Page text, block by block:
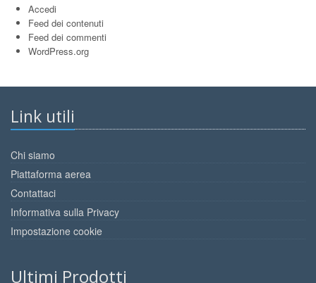
Accedi
Feed dei contenuti
Feed dei commenti
WordPress.org
Link utili
Chi siamo
Piattaforma aerea
Contattaci
Informativa sulla Privacy
Impostazione cookie
Ultimi Prodotti